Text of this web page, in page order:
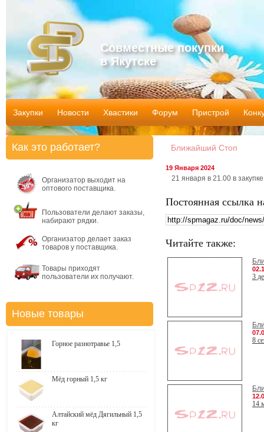
Совместные покупки
в Якутске
Закупки Новости Хвастики Форум Пристрой
Ближайший Стоп
19 Января 2024
21 января в 21.00 в
Постоянная ссылка
Читайте также:
3
8
14
Как это работает?
Организатор выходит на
оптового поставщика.
Пользователи делают заказы,
набирают рядки.
Организатор делает заказ
товаров у поставщика.
Товары приходят
пользователи их получают.
Новые товары
Горное разнотравье 1,5
Мёд горный 1,5 кг
Алтайский мёд Дягильный 1,5
кг